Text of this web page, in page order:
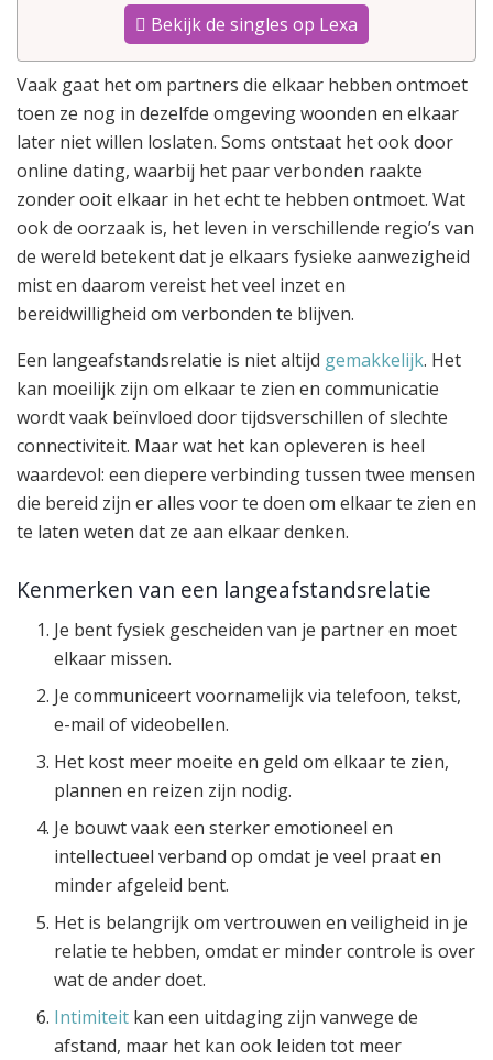
Bekijk de singles op Lexa
Vaak gaat het om partners die elkaar hebben ontmoet
toen ze nog in dezelfde omgeving woonden en elkaar
later niet willen loslaten. Soms ontstaat het ook door
online dating, waarbij het paar verbonden raakte
zonder ooit elkaar in het echt te hebben ontmoet. Wat
ook de oorzaak is, het leven in verschillende regio’s van
de wereld betekent dat je elkaars fysieke aanwezigheid
mist en daarom vereist het veel inzet en
bereidwilligheid om verbonden te blijven.
Een langeafstandsrelatie is niet altijd gemakkelijk. Het
kan moeilijk zijn om elkaar te zien en communicatie
wordt vaak beïnvloed door tijdsverschillen of slechte
connectiviteit. Maar wat het kan opleveren is heel
waardevol: een diepere verbinding tussen twee mensen
die bereid zijn er alles voor te doen om elkaar te zien en
te laten weten dat ze aan elkaar denken.
Kenmerken van een langeafstandsrelatie
Je bent fysiek gescheiden van je partner en moet
elkaar missen.
Je communiceert voornamelijk via telefoon, tekst,
e-mail of videobellen.
Het kost meer moeite en geld om elkaar te zien,
plannen en reizen zijn nodig.
Je bouwt vaak een sterker emotioneel en
intellectueel verband op omdat je veel praat en
minder afgeleid bent.
Het is belangrijk om vertrouwen en veiligheid in je
relatie te hebben, omdat er minder controle is over
wat de ander doet.
Intimiteit kan een uitdaging zijn vanwege de
afstand, maar het kan ook leiden tot meer